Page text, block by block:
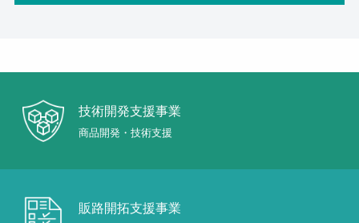
技術開発支援事業
商品開発・技術支援
販路開拓支援事業